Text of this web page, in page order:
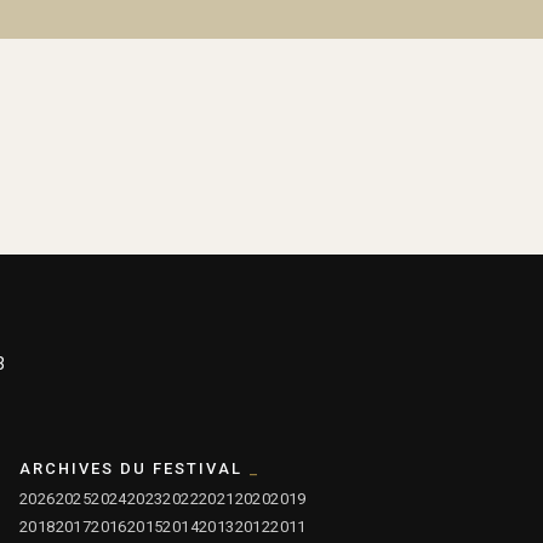
ARCHIVES DU FESTIVAL
202620252024202320222021 20202019
20182017201620152014201320122011